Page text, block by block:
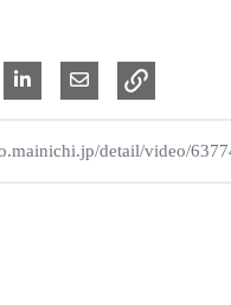
共有
共有する
LinkedIn で共有電子メールで共有